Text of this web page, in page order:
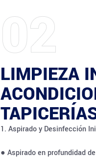
02
LIMPIEZA
1. Aspirado y Desinfección
● Aspirado en profundidad